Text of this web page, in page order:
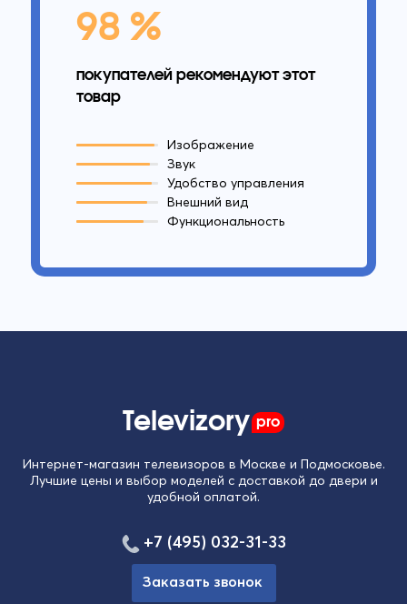
98 %
покупателей рекомендуют этот
товар
Изображение
Звук
Удобство управления
Внешний вид
Функциональность
Televizory pro
Интернет-магазин телевизоров в Москве и Подмосковье.
Лучшие цены и выбор моделей с доставкой до двери и
удобной оплатой.
+7 (495) 032-31-33
Заказать звонок